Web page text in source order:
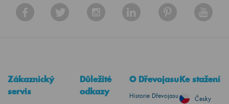
Zákaznický
servis
Důležité
odkazy
O Dřevojasu
Historie Dřevojasu
Ke stažení
Česky